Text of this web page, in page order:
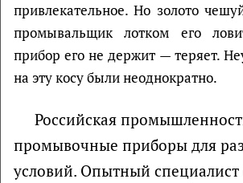
привлекательное. Но золото
промывальщик лотком его
прибор его не держит — теряет.
на эту косу были неоднократно.
Российская
промывочные приборы для
условий. Опытный